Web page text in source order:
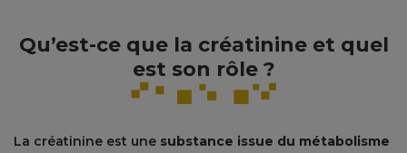
Qu’est-ce que la créatinine et quel
est son rôle ?
La créatinine est une substance issue du métabolisme